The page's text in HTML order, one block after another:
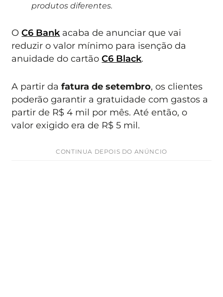
produtos diferentes.
OC6 Bank acaba de anunciar que vai
reduzir o valor mínimo para isenção da
anuidade do cartãoC6 Black.
A partir dafatura de setembro, os clientes
poderão garantir a gratuidade com gastos a
partir de R$ 4 mil por mês. Até então, o
valor exigido era de R$ 5 mil.
CONTINUA DEPOIS DO ANÚNCIO